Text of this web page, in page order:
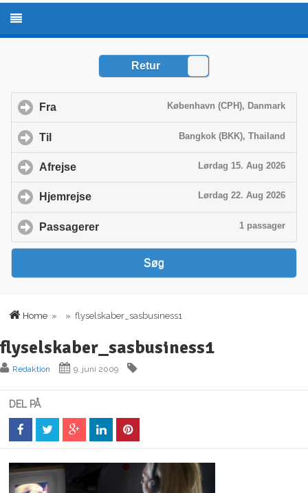
Home » » flyselskaber_sasbusiness1
flyselskaber_sasbusiness1
Redaktion 9. juni 2009
DEL PÅ